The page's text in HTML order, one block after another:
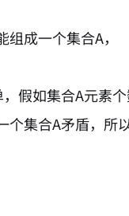
成一个集合A，
假如集合A元素
集合A矛盾，所